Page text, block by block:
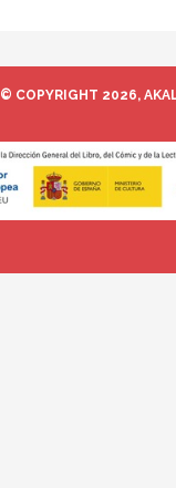
© COPYRIGHT 2026,